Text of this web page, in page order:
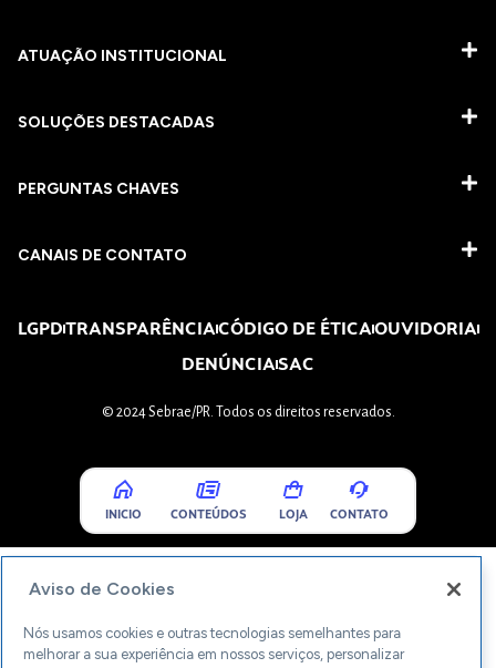
ATUAÇÃO INSTITUCIONAL
SOLUÇÕES DESTACADAS
PERGUNTAS CHAVES​
CANAIS DE CONTATO
LGPDTRANSPARÊNCIACÓDIGO DE ÉTICAOUVIDORIA
DENÚNCIASAC
© 2024 Sebrae/PR. Todos os direitos reservados.
INICIO CONTEÚDOS LOJA CONTATO
Aviso de Cookies
Nós usamos cookies e outras tecnologias semelhantes para
melhorar a sua experiência em nossos serviços, personalizar